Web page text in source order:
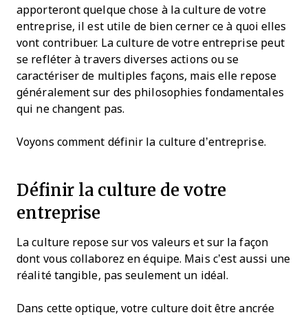
apporteront quelque chose à la culture de votre
entreprise, il est utile de bien cerner ce à quoi elles
vont contribuer. La culture de votre entreprise peut
se refléter à travers diverses actions ou se
caractériser de multiples façons, mais elle repose
généralement sur des philosophies fondamentales
qui ne changent pas.
Voyons comment définir la culture d’entreprise.
Définir la culture de votre
entreprise
La culture repose sur vos valeurs et sur la façon
dont vous collaborez en équipe. Mais c’est aussi une
réalité tangible, pas seulement un idéal.
Dans cette optique, votre culture doit être ancrée